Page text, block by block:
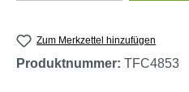
Zum Merkzettel hinzufügen
Produktnummer: TFC4853